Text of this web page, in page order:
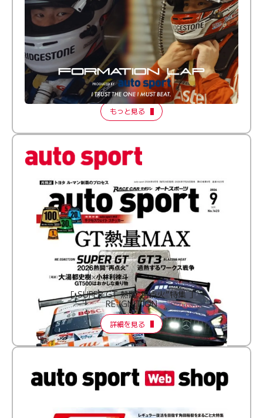
倒す相手を、信じてる。小林利徠斗 × 野村勇斗
【FORMATION LAP Produced by auto sport】
2026 Episode 2
もっと見る
［ SUPER GT 熱闘“再点火”特集 ］
RE:IGNITION
詳細を見る